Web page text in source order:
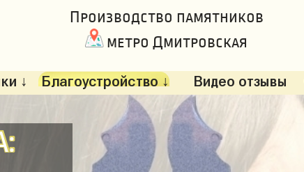
Производство памятников
метро Дмитровская
↓ Благоустройство ↓ Видео отзывы